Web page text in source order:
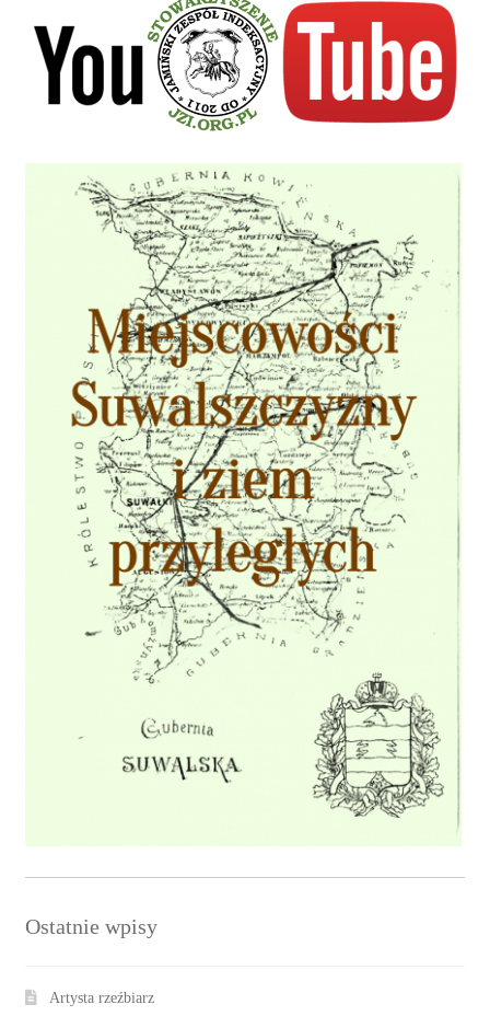
Ostatnie wpisy
Artysta rzeźbiarz